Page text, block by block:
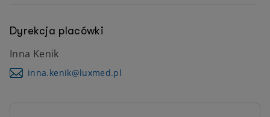
Dyrekcja placówki
Inna Kenik
inna.kenik@luxmed.pl